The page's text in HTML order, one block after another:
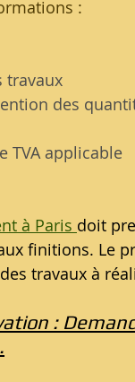
:
travaux
des
TVA applicable
à Paris doit
finitions. Le
travaux à
: